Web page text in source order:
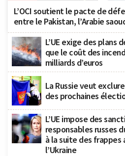
L’OCI soutient le pacte de
entre le Pakistan, l’Arabie
L’UE exige des plans
que le coût des
milliards d’euros
La Russie veut
des prochaines
L’UE impose des
responsables russes
à la suite des frappes
l’Ukraine